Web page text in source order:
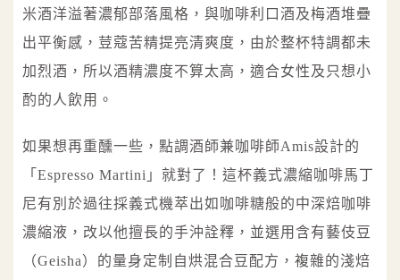
米酒洋溢著濃郁部落風格，與咖啡利口酒及梅酒堆疊
出平衡感，荳蔻苦精提亮清爽度，由於整杯特調都未
加烈酒，所以酒精濃度不算太高，適合女性及只想小
酌的人飲用。
如果想再重醺一些，點調酒師兼咖啡師Amis設計的
「Espresso Martini」就對了！這杯義式濃縮咖啡馬丁
尼有別於過往採義式機萃出如咖啡糖般的中深焙咖啡
濃縮液，改以他擅長的手沖詮釋，並選用含有藝伎豆
（Geisha）的量身定制自烘混合豆配方，複雜的淺焙